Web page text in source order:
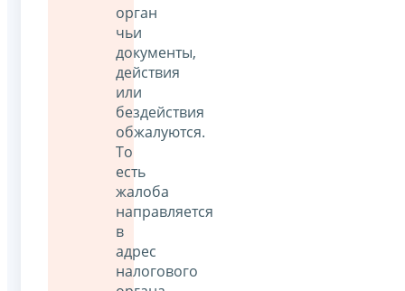
орган
чьи
документы,
действия
или
бездействия
обжалуются.
То
есть
жалоба
направляется
в
адрес
налогового